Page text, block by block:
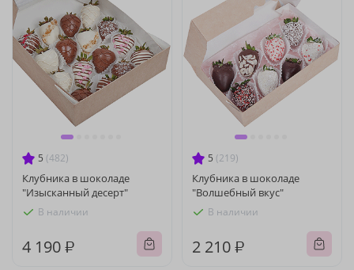
5 (482)
Клубника в шоколаде
"Изысканный десерт"
В наличии
4 190 ₽
5 (219)
Клубника в шоколаде
"Волшебный вкус"
В наличии
2 210 ₽